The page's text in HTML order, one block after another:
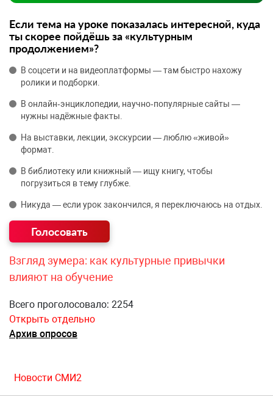
Если тема на уроке показалась интересной, куда
ты скорее пойдёшь за «культурным
продолжением»?
В соцсети и на видеоплатформы — там быстро нахожу
ролики и подборки.
В онлайн‑энциклопедии, научно‑популярные сайты —
нужны надёжные факты.
На выставки, лекции, экскурсии — люблю «живой»
формат.
В библиотеку или книжный — ищу книгу, чтобы
погрузиться в тему глубже.
Никуда — если урок закончился, я переключаюсь на отдых.
Взгляд зумера: как культурные привычки
влияют на обучение
Всего проголосовало: 2254
Открыть отдельно
Архив опросов
Новости СМИ2